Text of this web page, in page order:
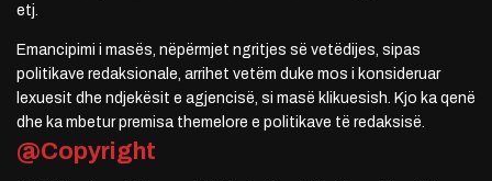
etj.
Emancipimi i masës, nëpërmjet ngritjes së vetëdijes, sipas
politikave redaksionale, arrihet vetëm duke mos i konsideruar
lexuesit dhe ndjekësit e agjencisë, si masë klikuesish. Kjo ka qenë
dhe ka mbetur premisa themelore e politikave të redaksisë.
@Copyright